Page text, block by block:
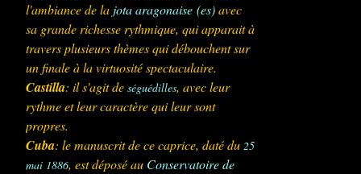
l'ambiance de la jota aragonaise (es)avec
sa grande richesse rythmique, qui apparait à
travers plusieurs thèmes qui débouchent sur
un finale à la virtuosité spectaculaire.
Castilla: il s'agit de séguédilles, avec leur
rythme et leur caractère qui leur sont
propres.
Cuba: le manuscrit de ce caprice, daté du 25
mai 1886, est déposé au Conservatoire de